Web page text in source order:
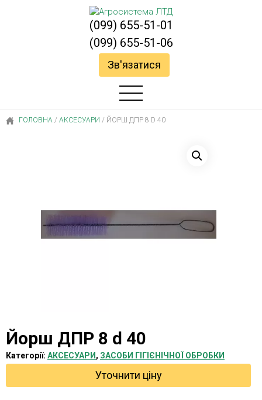
(099) 655-51-01
(099) 655-51-06
Зв'язатися
ГОЛОВНА / АКСЕСУАРИ / ЙОРШ ДПР 8 D 40
Йорш ДПР 8 d 40
Категорії: АКСЕСУАРИ , ЗАСОБИ ГІГІЄНІЧНОЇ ОБРОБКИ
Уточнити ціну